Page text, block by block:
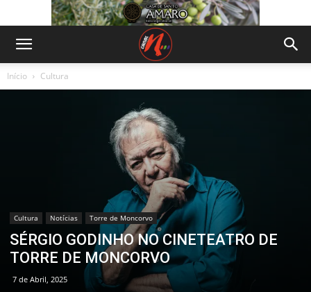
Início Cultura
Cultura Notícias Torre de Moncorvo
SÉRGIO GODINHO NO CINETEATRO DE
TORRE DE MONCORVO
7 de Abril, 2025